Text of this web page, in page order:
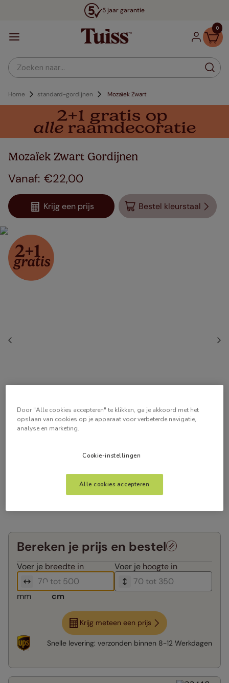
5 jaar garantie
0
Zoeken naar...
Home standard-gordijnen Mozaïek Zwart
Mozaïek Zwart Gordijnen
€22,00
Krijg een prijs Bestel kleurstaal
Bereken je prijs en bestel
Voer je breedte in Voer je hoogte in
mm cm
Krijg meteen een prijs
Snelle levering: verzonden binnen 8-12 Werkdagen
Door "Alle cookies accepteren" te klikken, ga je akkoord met het
opslaan van cookies op je apparaat voor verbeterde navigatie,
analyse en marketing.
Cookie-instellingen
Alle cookies accepteren